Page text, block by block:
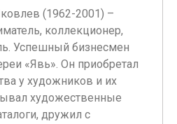
(1962-2001) –
коллекционер,
Успешный бизнесмен
«Явь». Он приобретал
у художников и их
художественные
дружил с